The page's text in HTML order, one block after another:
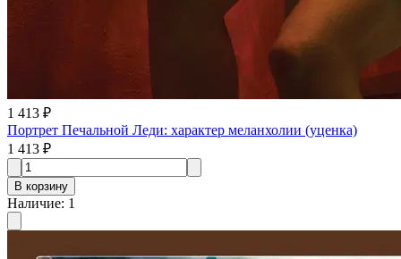
1 413 ₽
Портрет Печальной Леди: характер меланхолии (уценка)
1 413 ₽
В корзину
Наличие: 1